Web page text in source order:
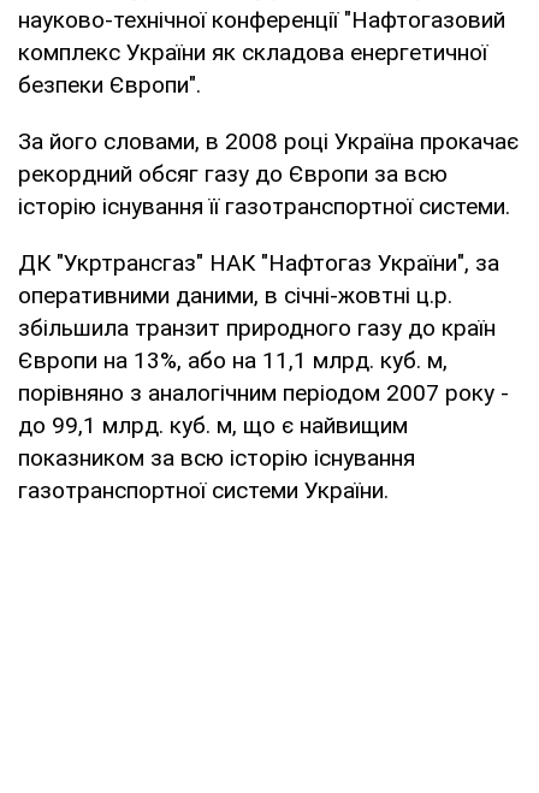
науково-технічної конференції "Нафтогазовий
комплекс України як складова енергетичної
безпеки Європи".
За його словами, в 2008 році Україна прокачає
рекордний обсяг газу до Європи за всю
історію існування її газотранспортної системи.
ДК "Укртрансгаз" НАК "Нафтогаз України", за
оперативними даними, в січні-жовтні ц.р.
збільшила транзит природного газу до країн
Європи на 13%, або на 11,1 млрд. куб. м,
порівняно з аналогічним періодом 2007 року -
до 99,1 млрд. куб. м, що є найвищим
показником за всю історію існування
газотранспортної системи України.